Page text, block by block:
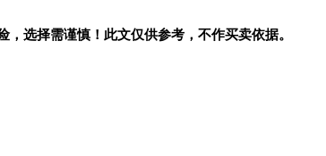
，选择需谨慎！此文仅供参考，不作买卖依据。